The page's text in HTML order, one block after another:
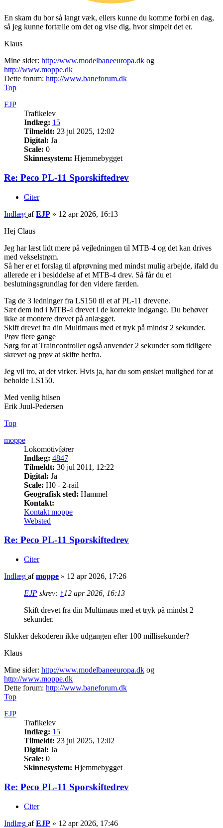
En skam du bor så langt væk, ellers kunne du komme forbi en dag,
så jeg kunne fortælle om det og vise dig, hvor simpelt det er.
Klaus
Mine sider: http://www.modelbaneeuropa.dk og
http://www.moppe.dk
Dette forum: http://www.baneforum.dk
Top
EJP
Trafikelev
Indlæg: 15
Tilmeldt: 23 jul 2025, 12:02
Digital: Ja
Scale: 0
Skinnesystem: Hjemmebygget
Re: Peco PL-11 Sporskiftedrev
Citer
Indlæg afEJP » 12 apr 2026, 16:13
Hej Claus
Jeg har læst lidt mere på vejledningen til MTB-4 og det kan drives
med vekselstrøm.
Så her er et forslag til afprøvning med mindst mulig arbejde, ifald du
allerede er i besiddelse af et MTB-4 drev. Så får du et
beslutningsgrundlag for den videre færden.
Tag de 3 ledninger fra LS150 til et af PL-11 drevene.
Sæt dem ind i MTB-4 drevet i de korrekte indgange. Du behøver
ikke at montere drevet på anlægget.
Skift drevet fra din Multimaus med et tryk på mindst 2 sekunder.
Prøv flere gange
Sørg for at Traincontroller også anvender 2 sekunder som tidligere
skrevet og prøv at skifte herfra.
Jeg vil tro, at det virker. Hvis ja, har du som ønsket mulighed for at
beholde LS150.
Med venlig hilsen
Erik Juul-Pedersen
Top
moppe
Lokomotivfører
Indlæg: 4847
Tilmeldt: 30 jul 2011, 12:22
Digital: Ja
Scale: H0 - 2-rail
Geografisk sted: Hammel
Kontakt:
Kontakt moppe
Websted
Re: Peco PL-11 Sporskiftedrev
Citer
Indlæg afmoppe » 12 apr 2026, 17:26
EJP skrev: ↑ 12 apr 2026, 16:13
Skift drevet fra din Multimaus med et tryk på mindst 2
sekunder.
Slukker dekoderen ikke udgangen efter 100 millisekunder?
Klaus
Mine sider: http://www.modelbaneeuropa.dk og
http://www.moppe.dk
Dette forum: http://www.baneforum.dk
Top
EJP
Trafikelev
Indlæg: 15
Tilmeldt: 23 jul 2025, 12:02
Digital: Ja
Scale: 0
Skinnesystem: Hjemmebygget
Re: Peco PL-11 Sporskiftedrev
Citer
Indlæg afEJP » 12 apr 2026, 17:46